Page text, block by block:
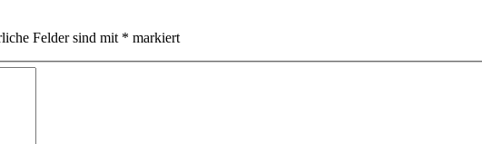
Felder sind mit * markiert